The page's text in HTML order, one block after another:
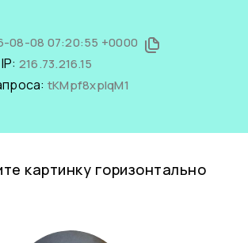
08-08 07:20:55 +0000
216.73.216.15
tKMpf8xpIqM1
картинку горизонтально